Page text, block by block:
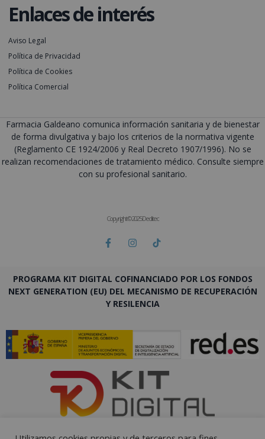
Enlaces de interés
Aviso Legal
Política de Privacidad
Política de Cookies
Política Comercial
Farmacia Galdeano comunica información sanitaria y de bienestar
de forma divulgativa y bajo los criterios de la normativa vigente
(Reglamento CE 1924/2006 y Real Decreto 1907/1996). No se
realizan recomendaciones de tratamiento médico. Consulte siempre
con su profesional sanitario.
Copyright © 2025 Deditec
PROGRAMA KIT DIGITAL COFINANCIADO POR LOS FONDOS
NEXT GENERATION (EU) DEL MECANISMO DE RECUPERACIÓN
Y RESILENCIA